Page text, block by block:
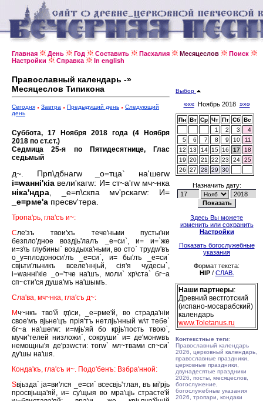
Главная День Год Составить Пасхалия Месяцеслов
Поиск
Настройки
Справка In english
Православный календарь -»
Месяцеслов Типикона
Сегодня Завтра Предыдущий день
Следующий
день
Суббота, 17 Ноября 2018 года (4 Ноября
2018 по ст.ст.)
Седмица 25-я по Пятидесятнице, Глас
седьмый
д~. Прп\дбнагw _о=тца` на'шегw
i=wаннi'кiа вели'кагw: И= ст~а'гw мч~нка
нiка'ндра , _е=п\скпа мv'рскагw: И=
_е=рме'а пресвv'тера.
Тропа'рь, гла'съ и~:
Сле'зъ твои'хъ тече'ньми пусты'ни
безпло'дное воздjь'лалъ _е=си`, и= и=`же
и=з\ъ глубины` воздыха'ньми, во сто` трудw'въ
о_у=плодоноси'лъ _е=си`, и= бы'лъ _е=си`
свjьти'льникъ вселе'ннjьй, сiя'я чудесы`,
i=wаннi'кiе _о='тче на'шъ, моли` хр\ста` бг~а
сп~сти'ся душа'мъ на'шымъ.
Сла'ва, мч~нка, гла'съ д~:
Мч~нкъ тво'й гд\си, _е=рме'й, во страда'нiи
свое'мъ вjьне'цъ прiя'тъ нетлjь'нный w\т тебе`
бг~а на'шегw: и=мjь'яй бо крjь'пость твою`,
мучи'телей низложи`, сокруши` и= де'монwвъ
немощны'я де'рзwсти: тогw` мл~твами сп~си`
ду'шы на'шя.
Конда'къ, гла'съ и~. Подо'бенъ: Взбра'нной:
Sвjьзда` jа=ви'лся _е=си` всесвjь'тлая, въ мi'рjь
просвjьща'яй, и= су'щыя во мра'цjь страсте'й
Выбор
«««Ноябрь 2018 »»»
Пн Вт Ср Чт Пт Сб Вс
1
2 3
4
5
6 7 8 9 10
11
12
13 14 15 16 17
18
19
20 21 22 23 24
25
26
27 28 29 30
Назначить дату:
Здесь Вы можете
изменить или сохранить
Настройки
Показать богослужебные
указания
Формат текста:
HIP/ СЛАВ.
Наши партнеры:
Древний вестготский
(испано-мосарабский)
календарь
www.Toletanus.ru
Контекстные теги:
Православный календарь
2026, церковный календарь,
православные праздники,
церковные праздники,
двунадесятые праздники
2026, посты, месяцеслов,
богослужение,
богослужебные указания
2026, тропари, кондаки